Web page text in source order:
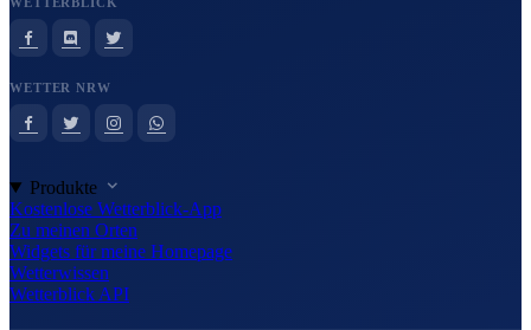
WETTER NRW
Produkte
Kostenlose Wetterblick-App
Zu meinen Orten
Widgets für meine Homepage
Wetterwissen
Wetterblick API